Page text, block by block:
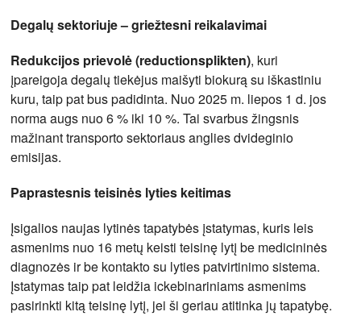
Degalų sektoriuje – griežtesni reikalavimai
Redukcijos prievolė (reduc­tions­plikten), kuri
įpareigoja degalų tiekėjus maišyti biokurą su iškastiniu
kuru, taip pat bus padidinta. Nuo 2025 m. liepos 1 d. jos
norma augs nuo 6 % iki 10 %. Tai svarbus žingsnis
mažinant transporto sektoriaus anglies dvideginio
emisijas.
Paprastesnis teisinės lyties keitimas
Įsigalios naujas lytinės tapatybės įstatymas, kuris leis
asmenims nuo 16 metų keisti teisinę lytį be medicininės
diagnozės ir be kontakto su lyties patvirtinimo sistema.
Įstatymas taip pat leidžia ickebinariniams asmenims
pasirinkti kitą teisinę lytį, jei ši geriau atitinka jų tapatybę.